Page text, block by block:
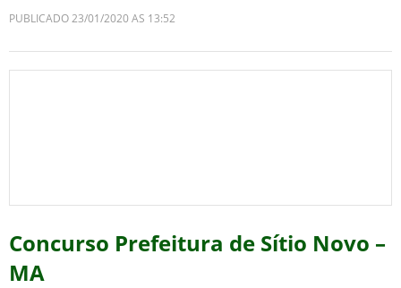
PUBLICADO 23/01/2020 AS 13:52
Concurso Prefeitura de Sítio Novo –
MA